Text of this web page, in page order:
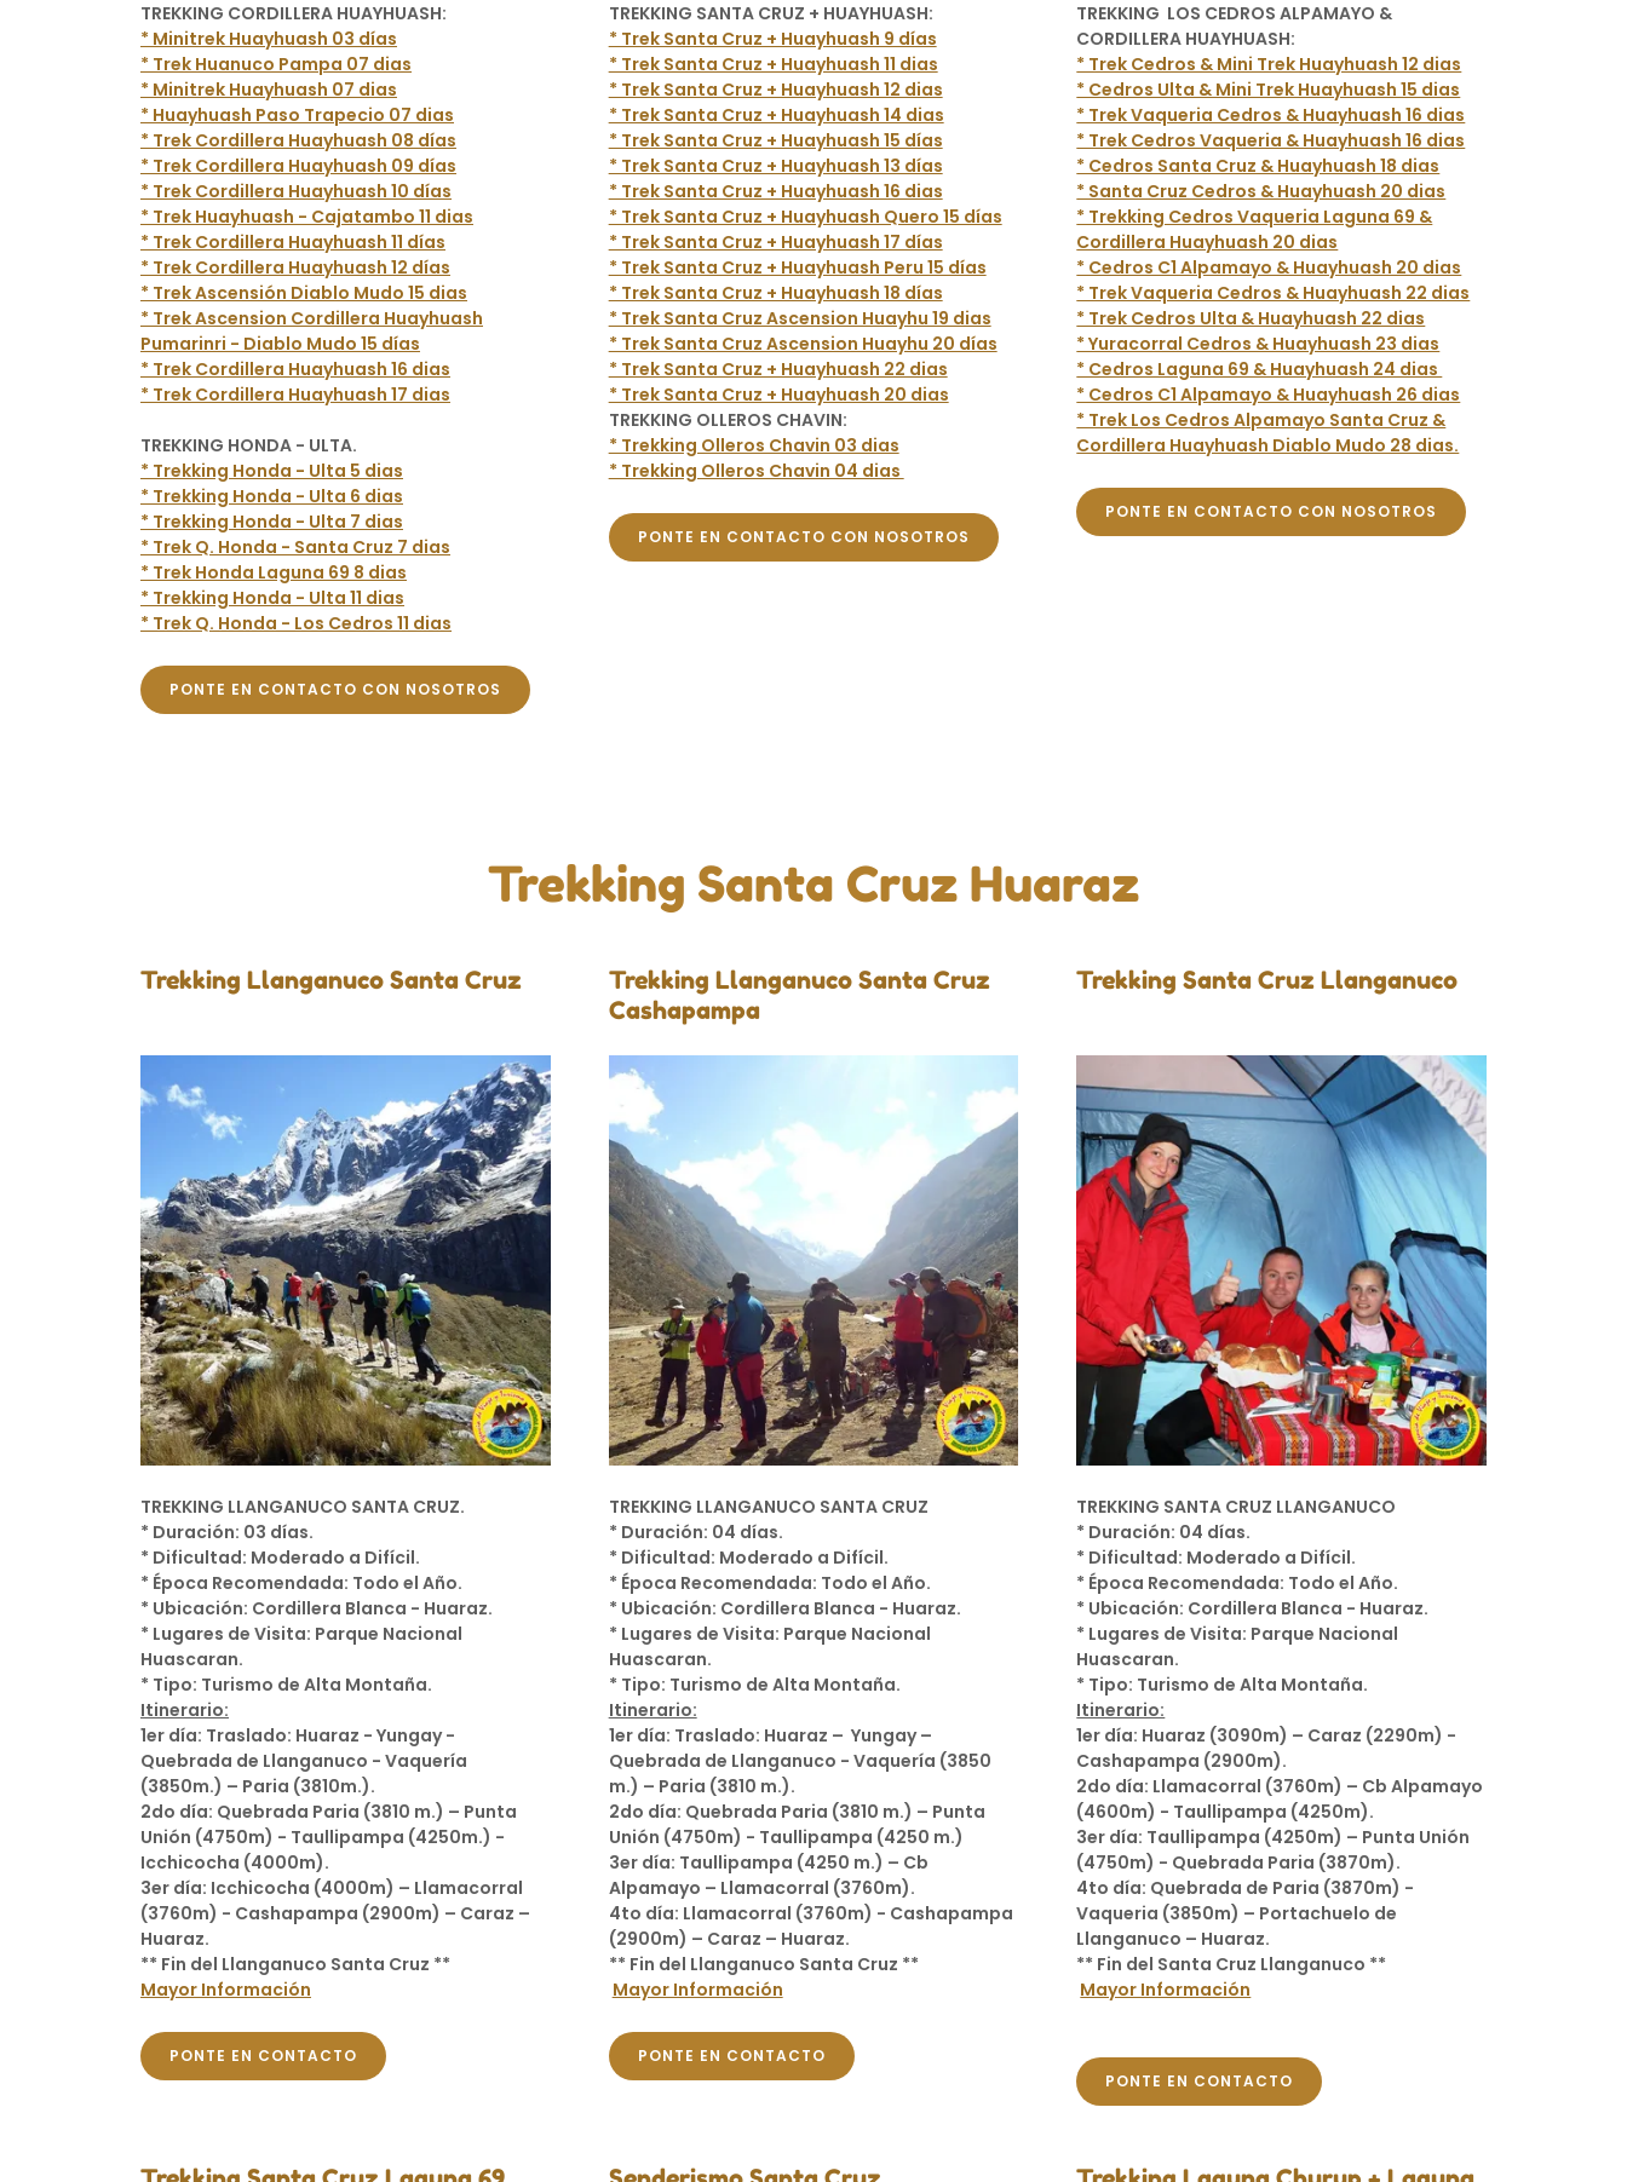
TREKKING CORDILLERA HUAYHUASH:
* Minitrek Huayhuash 03 días
* Trek Huanuco Pampa 07 dias
* Minitrek Huayhuash 07 dias
* Huayhuash Paso Trapecio 07 dias
* Trek Cordillera Huayhuash 08 días
* Trek Cordillera Huayhuash 09 días
* Trek Cordillera Huayhuash 10 días
* Trek Huayhuash - Cajatambo 11 dias
* Trek Cordillera Huayhuash 11 días
* Trek Cordillera Huayhuash 12 días
* Trek Ascensión Diablo Mudo 15 dias
* Trek Ascension Cordillera Huayhuash
Pumarinri - Diablo Mudo 15 días
* Trek Cordillera Huayhuash 16 dias
* Trek Cordillera Huayhuash 17 dias
TREKKING HONDA - ULTA.
* Trekking Honda - Ulta 5 dias
* Trekking Honda - Ulta 6 dias
* Trekking Honda - Ulta 7 dias
* Trek Q. Honda - Santa Cruz 7 dias
* Trek Honda Laguna 69 8 dias
* Trekking Honda - Ulta 11 dias
* Trek Q. Honda - Los Cedros 11 dias
PONTE EN CONTACTO CON NOSOTROS
TREKKING SANTA CRUZ + HUAYHUASH:
* Trek Santa Cruz + Huayhuash 9 días
* Trek Santa Cruz + Huayhuash 11 dias
* Trek Santa Cruz + Huayhuash 12 dias
* Trek Santa Cruz + Huayhuash 14 dias
* Trek Santa Cruz + Huayhuash 15 días
* Trek Santa Cruz + Huayhuash 13 días
* Trek Santa Cruz + Huayhuash 16 dias
* Trek Santa Cruz + Huayhuash Quero 15 días
* Trek Santa Cruz + Huayhuash 17 días
* Trek Santa Cruz + Huayhuash Peru 15 días
* Trek Santa Cruz + Huayhuash 18 días
* Trek Santa Cruz Ascension Huayhu 19 dias
* Trek Santa Cruz Ascension Huayhu 20 días
* Trek Santa Cruz + Huayhuash 22 dias
* Trek Santa Cruz + Huayhuash 20 dias
TREKKING OLLEROS CHAVIN:
* Trekking Olleros Chavin 03 dias
* Trekking Olleros Chavin 04 dias
PONTE EN CONTACTO CON NOSOTROS
TREKKING LOS CEDROS ALPAMAYO &
CORDILLERA HUAYHUASH:
* Trek Cedros & Mini Trek Huayhuash 12 dias
* Cedros Ulta & Mini Trek Huayhuash 15 dias
* Trek Vaqueria Cedros & Huayhuash 16 dias
* Trek Cedros Vaqueria & Huayhuash 16 dias
* Cedros Santa Cruz & Huayhuash 18 dias
* Santa Cruz Cedros & Huayhuash 20 dias
* Trekking Cedros Vaqueria Laguna 69 &
Cordillera Huayhuash 20 dias
* Cedros C1 Alpamayo & Huayhuash 20 dias
* Trek Vaqueria Cedros & Huayhuash 22 dias
* Trek Cedros Ulta & Huayhuash 22 dias
* Yuracorral Cedros & Huayhuash 23 dias
* Cedros Laguna 69 & Huayhuash 24 dias
* Cedros C1 Alpamayo & Huayhuash 26 dias
* Trek Los Cedros Alpamayo Santa Cruz &
Cordillera Huayhuash Diablo Mudo 28 dias.
PONTE EN CONTACTO CON NOSOTROS
Trekking Santa Cruz Huaraz
Trekking Llanganuco Santa Cruz
TREKKING LLANGANUCO SANTA CRUZ.
* Duración: 03 días.
* Dificultad: Moderado a Difícil.
* Época Recomendada: Todo el Año.
* Ubicación: Cordillera Blanca - Huaraz.
* Lugares de Visita: Parque Nacional
Huascaran.
* Tipo: Turismo de Alta Montaña.
Itinerario:
1er día: Traslado: Huaraz - Yungay -
Quebrada de Llanganuco - Vaquería
(3850m.) – Paria (3810m.).
2do día: Quebrada Paria (3810 m.) – Punta
Unión (4750m) - Taullipampa (4250m.) -
Icchicocha (4000m).
3er día: Icchicocha (4000m) – Llamacorral
(3760m) - Cashapampa (2900m) – Caraz –
Huaraz.
** Fin del Llanganuco Santa Cruz **
Mayor Información
PONTE EN CONTACTO
Trekking Llanganuco Santa Cruz
Cashapampa
TREKKING LLANGANUCO SANTA CRUZ
* Duración: 04 días.
* Dificultad: Moderado a Difícil.
* Época Recomendada: Todo el Año.
* Ubicación: Cordillera Blanca - Huaraz.
* Lugares de Visita: Parque Nacional
Huascaran.
* Tipo: Turismo de Alta Montaña.
Itinerario:
1er día: Traslado: Huaraz – Yungay –
Quebrada de Llanganuco - Vaquería (3850
m.) – Paria (3810 m.).
2do día: Quebrada Paria (3810 m.) – Punta
Unión (4750m) - Taullipampa (4250 m.)
3er día: Taullipampa (4250 m.) – Cb
Alpamayo – Llamacorral (3760m).
4to día: Llamacorral (3760m) - Cashapampa
(2900m) – Caraz – Huaraz.
** Fin del Llanganuco Santa Cruz **
Mayor Información
PONTE EN CONTACTO
Trekking Santa Cruz Llanganuco
TREKKING SANTA CRUZ LLANGANUCO
* Duración: 04 días.
* Dificultad: Moderado a Difícil.
* Época Recomendada: Todo el Año.
* Ubicación: Cordillera Blanca - Huaraz.
* Lugares de Visita: Parque Nacional
Huascaran.
* Tipo: Turismo de Alta Montaña.
Itinerario:
1er día: Huaraz (3090m) – Caraz (2290m) -
Cashapampa (2900m).
2do día: Llamacorral (3760m) – Cb Alpamayo
(4600m) - Taullipampa (4250m).
3er día: Taullipampa (4250m) – Punta Unión
(4750m) - Quebrada Paria (3870m).
4to día: Quebrada de Paria (3870m) -
Vaqueria (3850m) – Portachuelo de
Llanganuco – Huaraz.
** Fin del Santa Cruz Llanganuco **
Mayor Información
PONTE EN CONTACTO